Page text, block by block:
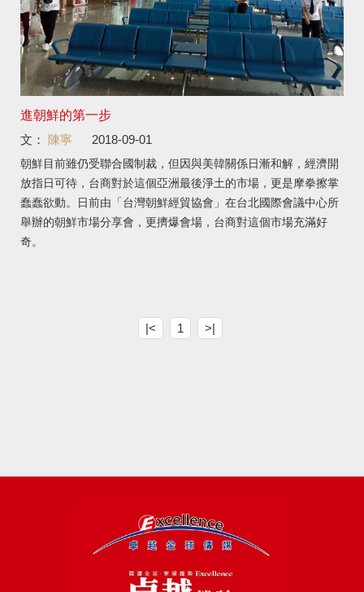
進朝鮮的第一步
文：
陳寧 2018-09-01
朝鮮目前雖仍受聯合國制裁，但因與美韓關係日漸和解，經濟開
放指日可待，台商對於這個亞洲最後淨土的市場，更是摩拳擦掌
蠢蠢欲動。日前由「台灣朝鮮經貿協會」在台北國際會議中心所
舉辦的朝鮮市場分享會，更擠爆會場，台商對這個市場充滿好
奇。
|< 1 >|